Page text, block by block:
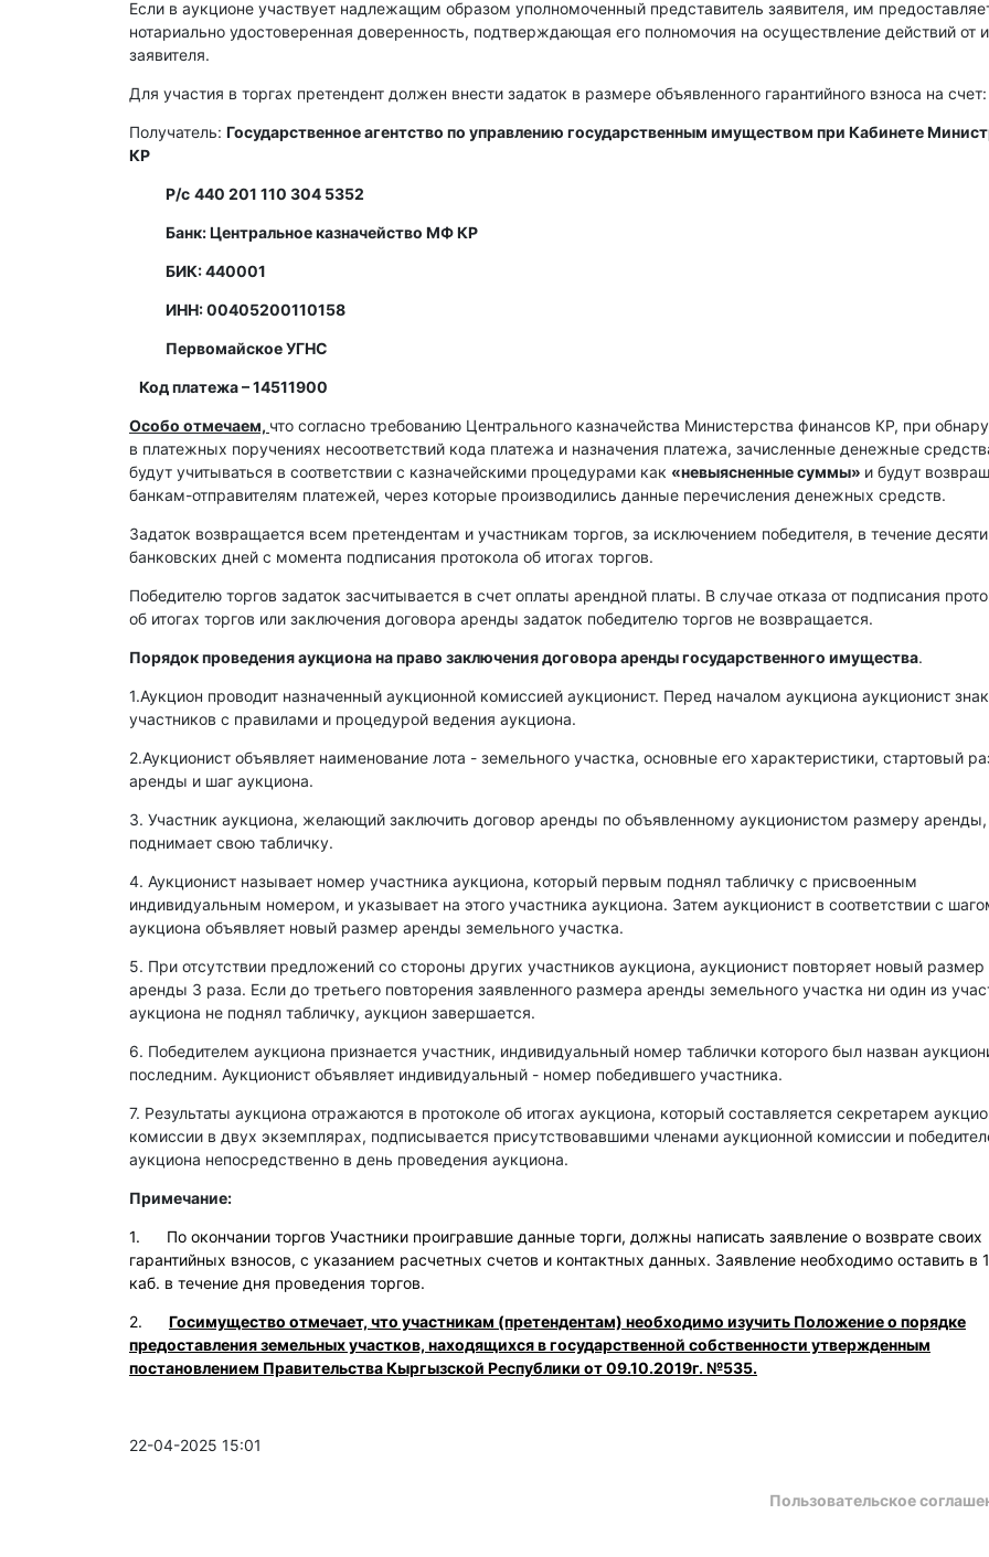
Если в аукционе участвует надлежащим образом уполномоченный представитель заявителя, им
нотариально удостоверенная доверенность, подтверждающая его полномочия на осуществление действий от
заявителя.
Для участия в торгах претендент должен внести задаток в размере объявленного гарантийного взноса на счет:
Получатель: Государственное агентство по управлению государственным имуществом при Кабинете
КР
Р/с 440 201 110 304 5352
Банк: Центральное казначейство МФ КР
БИК: 440001
ИНН: 00405200110158
Первомайское УГНС
Код платежа – 14511900
Особо отмечаем, что согласно требованию Центрального казначейства Министерства финансов КР, при
в платежных поручениях несоответствий кода платежа и назначения платежа, зачисленные денежные
будут учитываться в соответствии с казначейскими процедурами как «невыясненные суммы» и будут
банкам-отправителям платежей, через которые производились данные перечисления денежных средств.
Задаток возвращается всем претендентам и участникам торгов, за исключением победителя, в течение десяти
банковских дней с момента подписания протокола об итогах торгов.
Победителю торгов задаток засчитывается в счет оплаты арендной платы. В случае отказа от подписания
об итогах торгов или заключения договора аренды задаток победителю торгов не возвращается.
Порядок проведения аукциона на право заключения договора аренды государственного имущества.
1.Аукцион проводит назначенный аукционной комиссией аукционист. Перед началом аукциона аукционист
участников с правилами и процедурой ведения аукциона.
2.Аукционист объявляет наименование лота - земельного участка, основные его характеристики, стартовый
аренды и шаг аукциона.
3. Участник аукциона, желающий заключить договор аренды по объявленному аукционистом размеру аренды,
поднимает свою табличку.
4. Аукционист называет номер участника аукциона, который первым поднял табличку с присвоенным
индивидуальным номером, и указывает на этого участника аукциона. Затем аукционист в соответствии с
аукциона объявляет новый размер аренды земельного участка.
5. При отсутствии предложений со стороны других участников аукциона, аукционист повторяет новый размер
аренды 3 раза. Если до третьего повторения заявленного размера аренды земельного участка ни один из
аукциона не поднял табличку, аукцион завершается.
6. Победителем аукциона признается участник, индивидуальный номер таблички которого был назван
последним. Аукционист объявляет индивидуальный - номер победившего участника.
7. Результаты аукциона отражаются в протоколе об итогах аукциона, который составляется секретарем
комиссии в двух экземплярах, подписывается присутствовавшими членами аукционной комиссии и
аукциона непосредственно в день проведения аукциона.
Примечание:
1. По окончании торгов Участники проигравшие данные торги, должны написать заявление о возврате своих
гарантийных взносов, с указанием расчетных счетов и контактных данных. Заявление необходимо оставить в
каб. в течение дня проведения торгов.
2. Госимущество отмечает, что участникам (претендентам) необходимо изучить Положение о порядке
предоставления земельных участков, находящихся в государственной собственности утвержденным
постановлением Правительства Кыргызской Республики от 09.10.2019г. №535.
22-04-2025 15:01
Пользовательское